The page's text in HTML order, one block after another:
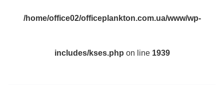
/home/office02/officeplankton.com.ua/www/wp-
includes/kses.php on line 1939